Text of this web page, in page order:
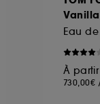
Eau
À
730,00€